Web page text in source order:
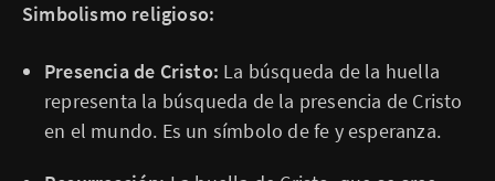
Simbolismo religioso:
Presencia de Cristo: La búsqueda de la huella
representa la búsqueda de la presencia de Cristo
en el mundo. Es un símbolo de fe y esperanza.